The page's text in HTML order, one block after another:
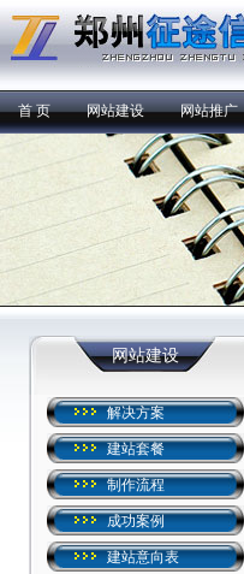
首 页 网站建设 网站推广
网站建设
解决方案
建站套餐
制作流程
成功案例
建站意向表